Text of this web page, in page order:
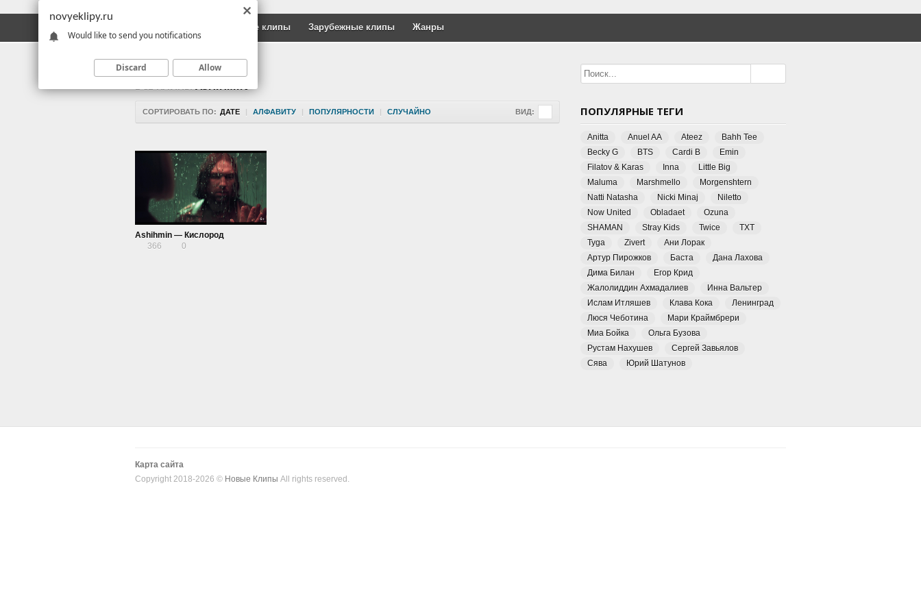
Русские клипы Зарубежные клипы Жанры
ВСЕ КЛИПЫ ASHIHMIN
СОРТИРОВАТЬ ПО: ДАТЕ | АЛФАВИТУ | ПОПУЛЯРНОСТИ | СЛУЧАЙНО ВИД:
Ashihmin — Кислород
366
0
ПОПУЛЯРНЫЕ ТЕГИ
Anitta Anuel AA Ateez
Bahh Tee
Becky G
BTS Cardi B
Emin
Filatov & Karas
Inna
Little Big
Maluma
Marshmello
Morgenshtern
Natti Natasha
Nicki Minaj
Niletto
Now United
Obladaet
Ozuna
SHAMAN
Stray Kids Twice
TXT
Tyga
Zivert
Ани Лорак
Артур Пирожков
Баста
Дана Лахова
Дима Билан
Егор Крид
Жалолиддин Ахмадалиев
Инна Вальтер
Ислам Итляшев
Клава Кока
Ленинград
Люся Чеботина
Мари Краймбрери
Миа Бойка
Ольга Бузова
Рустам Нахушев
Сергей Завьялов
Сява
Юрий Шатунов
Карта сайта
Copyright 2018-2026 © Новые Клипы All rights reserved.
novyeklipy.ru
Would like to send you notifications
Discard Allow